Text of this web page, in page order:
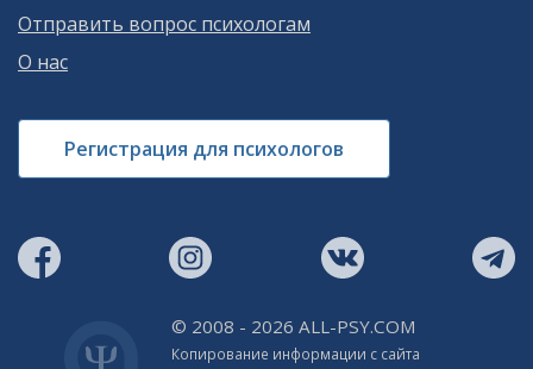
Отправить вопрос психологам
О нас
Регистрация для психологов
© 2008 - 2026 ALL-PSY.COM
Копирование информации с сайта